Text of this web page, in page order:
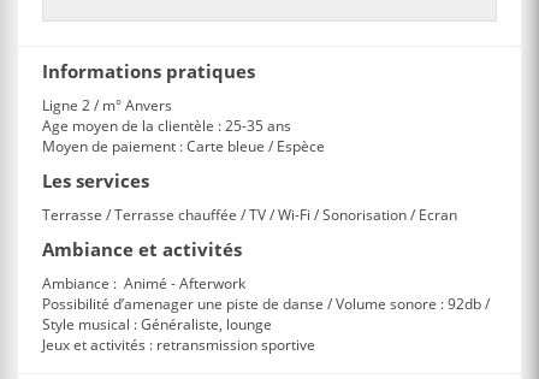
Informations pratiques
Ligne 2 / m° Anvers
Age moyen de la clientèle : 25-35 ans
Moyen de paiement : Carte bleue / Espèce
Les services
Terrasse / Terrasse chauffée / TV / Wi-Fi / Sonorisation / Ecran
Ambiance et activités
Ambiance : Animé - Afterwork
Possibilité d’amenager une piste de danse / Volume sonore : 92db /
Style musical : Généraliste, lounge
Jeux et activités : retransmission sportive